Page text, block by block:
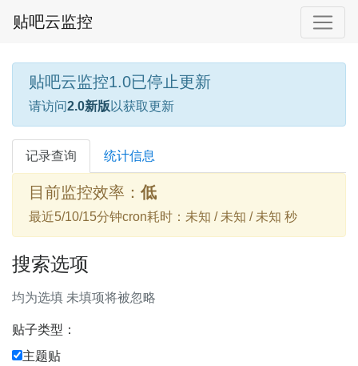
贴吧云监控
贴吧云监控1.0已停止更新
请访问2.0新版 以获取更新
记录查询 统计信息
目前监控效率： 低
最近5/10/15分钟cron耗时：未知 / 未知 / 未知 秒
搜索选项
均为选填 未填项将被忽略
贴子类型：
主题贴